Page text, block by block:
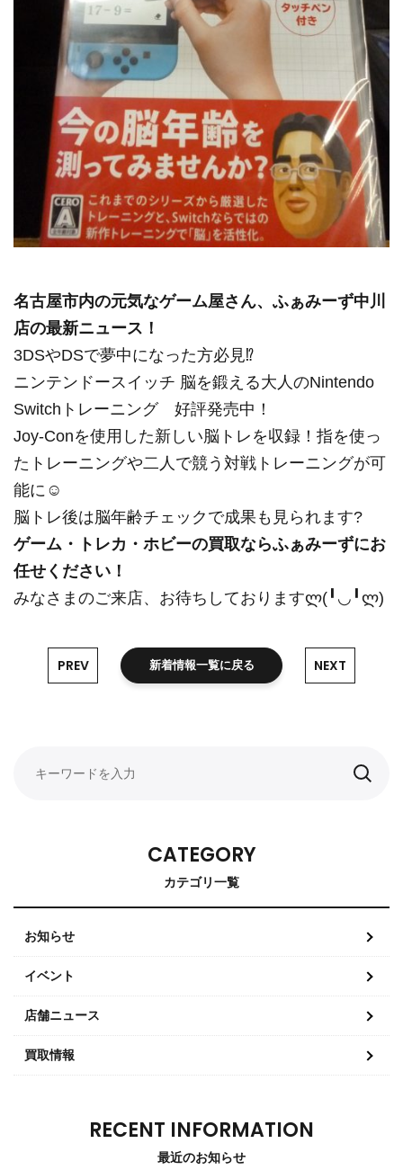
名古屋市内の元気なゲーム屋さん、ふぁみーず中川
店の最新ニュース！
3DSやDSで夢中になった方必見⁉️
ニンテンドースイッチ 脳を鍛える大人のNintendo
Switchトレーニング 好評発売中！
Joy-Conを使用した新しい脳トレを収録！指を使っ
たトレーニングや二人で競う対戦トレーニングが可
能に☺️
脳トレ後は脳年齢チェックで成果も見られます?
ゲーム・トレカ・ホビーの買取ならふぁみーずにお
任せください！
みなさまのご来店、お待ちしておりますლ(╹◡╹ლ)
PREV 新着情報一覧に戻る NEXT
CATEGORY
カテゴリ一覧
お知らせ
イベント
店舗ニュース
買取情報
RECENT INFORMATION
最近のお知らせ